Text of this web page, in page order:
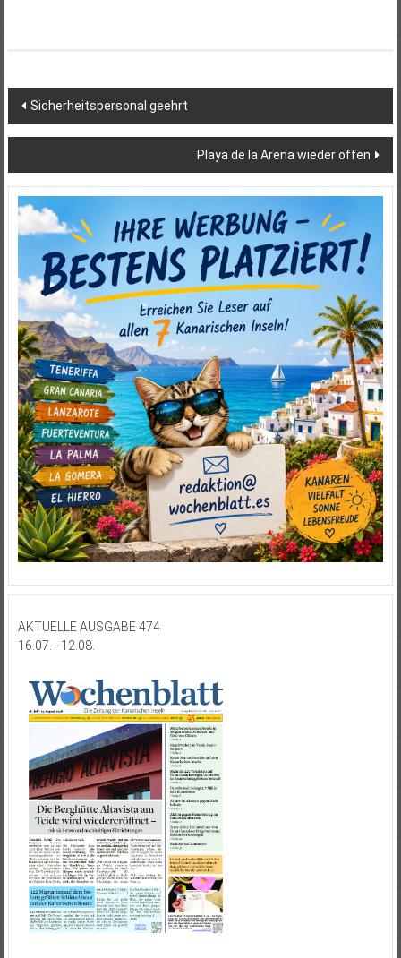
Beitragsnavigation
Sicherheitspersonal geehrt
Playa de la Arena wieder offen
AKTUELLE AUSGABE 474
16.07. - 12.08.